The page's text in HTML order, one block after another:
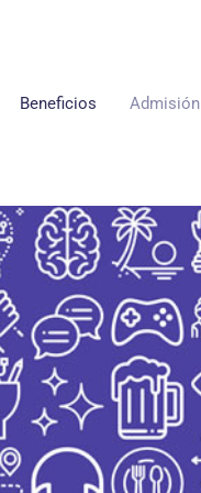
Beneficios Admisión